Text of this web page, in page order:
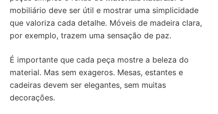
mobiliário deve ser útil e mostrar uma simplicidade
que valoriza cada detalhe. Móveis de madeira clara,
por exemplo, trazem uma sensação de paz.
É importante que cada peça mostre a beleza do
material. Mas sem exageros. Mesas, estantes e
cadeiras devem ser elegantes, sem muitas
decorações.